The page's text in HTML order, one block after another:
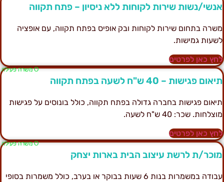
נשות שירות לקוחות ללא ניסיון – פתח תקווה
בתחום שירות לקוחות ובק אופיס בפתח תקווה, עם אופציה
גמישות.
כאן לפרטים
Ο משרה פעילה
פגישות – 40 ש"ח לשעה בפתח תקווה
פגישות בחברה גדולה בפתח תקווה, כולל בונוסים על פגישות
שכר: 40 ש"ח לשעה.
כאן לפרטים
Ο משרה פעילה
ת לרשת עיצוב הבית בארות יצחק
עבודה במשמרות בנות 6 שעות בבוקר או בערב, כולל משמרות בסופי